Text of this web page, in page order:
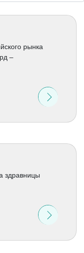
рынка
–
здравницы